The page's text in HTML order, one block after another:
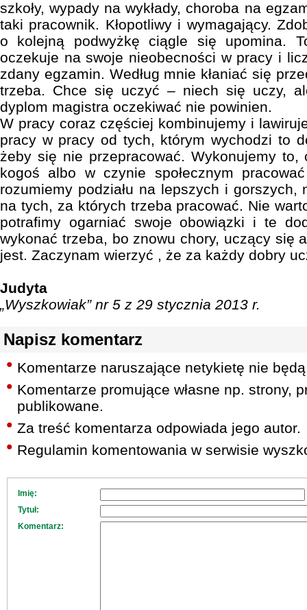
szkoły, wypady na wykłady, choroba na
taki pracownik. Kłopotliwy i wymagający.
o kolejną podwyżkę ciągle się upomina.
oczekuje na swoje nieobecności w pracy i
zdany egzamin. Według mnie kłaniać się
trzeba. Chce się uczyć – niech się uczy,
dyplom magistra oczekiwać nie powinien.
W pracy coraz częściej kombinujemy i
pracy w pracy od tych, którym wychodzi to
żeby się nie przepracować. Wykonujemy
kogoś albo w czynie społecznym
rozumiemy podziału na lepszych i
na tych, za których trzeba pracować. Nie
potrafimy ogarniać swoje obowiązki i te
wykonać trzeba, bo znowu chory, uczący się
jest. Zaczynam wierzyć , że za każdy dobry
Judyta
„Wyszkowiak” nr 5 z 29 stycznia 2013 r.
Napisz komentarz
Komentarze naruszające netykietę nie
Komentarze promujące własne np. strony,
publikowane.
Za treść komentarza odpowiada jego autor.
Regulamin komentowania w serwisie
Imię:
Tytuł:
Komentarz: